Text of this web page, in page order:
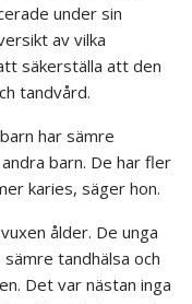
under sin
av vilka
säkerställa att den
tandvård.
har sämre
barn. De har fler
karies, säger hon.
ålder. De unga
tandhälsa och
Det var nästan inga